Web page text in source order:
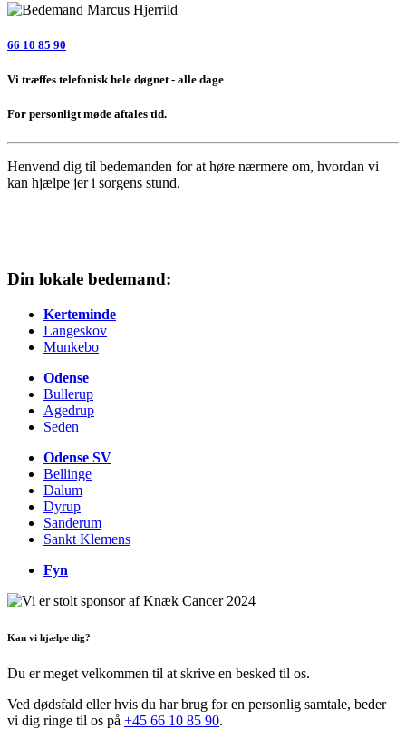
66 10 85 90
Vi træffes telefonisk hele døgnet - alle dage
For personligt møde aftales tid.
Henvend dig til bedemanden for at høre nærmere om, hvordan vi
kan hjælpe jer i sorgens stund.
Din lokale bedemand:
Kerteminde
Langeskov
Munkebo
Odense
Bullerup
Agedrup
Seden
Odense SV
Bellinge
Dalum
Dyrup
Sanderum
Sankt Klemens
Fyn
Kan vi hjælpe dig?
Du er meget velkommen til at skrive en besked til os.
Ved dødsfald eller hvis du har brug for en personlig samtale, beder
vi dig ringe til os på +45 66 10 85 90.